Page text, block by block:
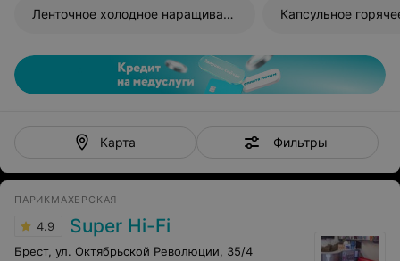
Ленточное холодное наращивание волос
Карта Фильтры
ПАРИКМАХЕРСКАЯ
4.9 Super Hi-Fi
Брест, ул. Октябрьской Революции, 35/4